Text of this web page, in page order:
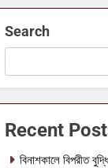
Search
Recent
বিনাশকালে বিপরীত